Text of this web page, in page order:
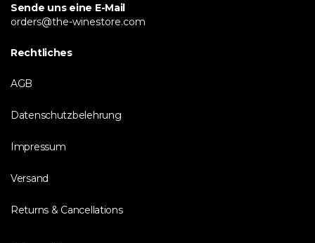
Sende uns eine E-Mail
orders@the-winestore.com
Rechtliches
AGB
Datenschutzbelehrung
Impressum
Versand
Returns & Cancellations